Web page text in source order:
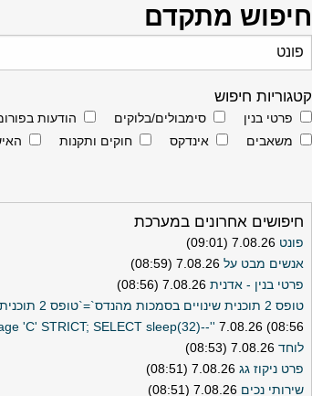
חיפוש מתקדם
קטגוריות חיפוש
פרטי בנין סימבולים/בלוקים הודעות
משאבים
אינדקס חוקים ותקנות
חיפושים אחרונים במערכת
פונט 7.08.26 (09:01)
אנשים מבט על 7.08.26 (08:59)
פרטי בנין - אדנית 7.08.26 (08:56)
'C' STRICT; SELECT sleep(32)--'' 7.08.26 (08:56)
לוחד 7.08.26 (08:53)
פרט ניקוז גג 7.08.26 (08:51)
שירותי נכים 7.08.26 (08:51)